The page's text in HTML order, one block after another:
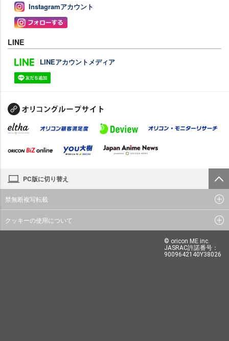
Instagramアカウント
LINE
LINEアカウントメディア
PC版に切り替え
禁無断複写転載
クッキーの使用について
© oricon ME inc.
JASRAC許諾番号：
9009642140Y38026